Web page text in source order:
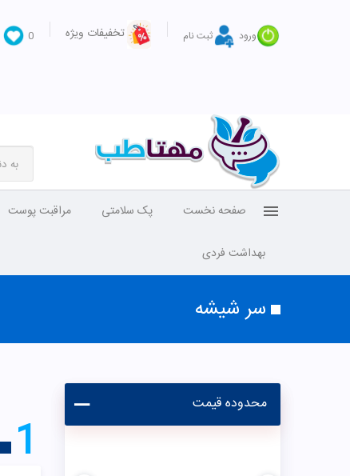
ورود ثبت نام تخفیفات ویژه 0
صفحه نخست پک سلامتی مراقبت پوست
بهداشت فردی
سر شیشه
محدوده قیمت
1